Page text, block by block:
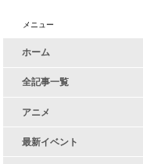
メニュー
ホーム
全記事一覧
アニメ
最新イベント